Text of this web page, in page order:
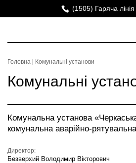
(1505) Гаряча лінія
Головна Комунальні установи
Комунальні
Комунальна установа
комунальна аварійно-
Директор:
Безверхий Володимир Вікторович